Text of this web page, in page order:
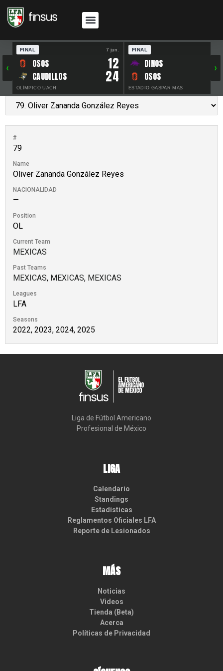
‹
FINAL 7 jun.
OSOS 12
CAUDILLOS 24
OLÍMPICO UACH
FINAL
DINOS
OSOS
ESTADIO GASPAR MAS
›
#
79
Name
Oliver Zananda González Reyes
NACIONALIDAD
—
Position
OL
Current Team
MEXICAS
Past Teams
MEXICAS, MEXICAS, MEXICAS
Leagues
LFA
Seasons
2022, 2023, 2024, 2025
Liga de Fútbol Americano
Profesional de México
LIGA
Calendario
Standings
Estadísticas
Reglamentos Oficiales LFA
Reporte de Lesionados
MÁS
Noticias
Videos
Tienda (Beta)
Acerca
Políticas de Privacidad